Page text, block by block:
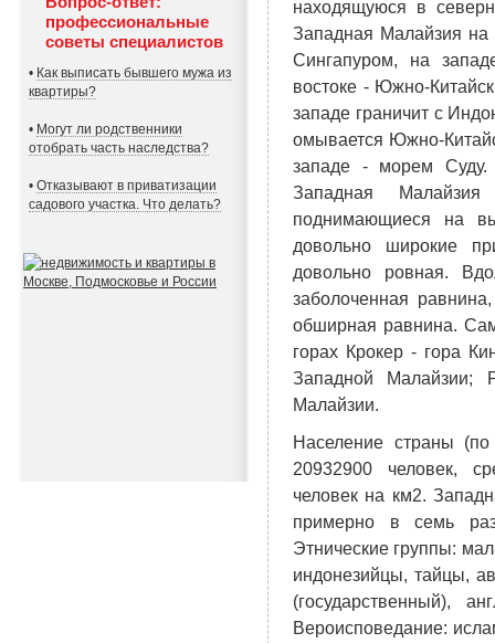
профессиональные
советы специалистов
• Как выписать бывшего мужа из
квартиры?
• Могут ли родственники
отобрать часть наследства?
• Отказывают в приватизации
садового участка. Что делать?
находящуюся в
Западная Малайзия на
Сингапуром, на
востоке - Южно-
западе граничит с
омывается Южно-
западе - морем
Западная
поднимающиеся на
довольно широкие
довольно ровная.
заболоченная
обширная равнина.
горах Крокер - гора
Западной Малайзии;
Малайзии.
Население страны
20932900 человек,
человек на км2.
примерно в семь
Этнические группы:
индонезийцы, тайцы,
(государственный),
Вероисповедание: